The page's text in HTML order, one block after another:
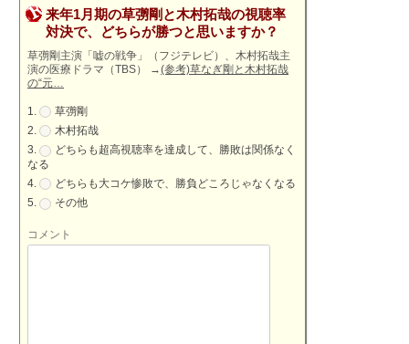
来年1月期の草彅剛と木村拓哉の視聴率
対決で、どちらが勝つと思いますか？
草彅剛主演「嘘の戦争」（フジテレビ）、木村拓哉主
演の医療ドラマ（TBS）
→(参考)草なぎ剛と木村拓哉
の“元…
草彅剛
木村拓哉
どちらも超高視聴率を達成して、勝敗は関係なく
なる
どちらも大コケ惨敗で、勝負どころじゃなくなる
その他
コメント